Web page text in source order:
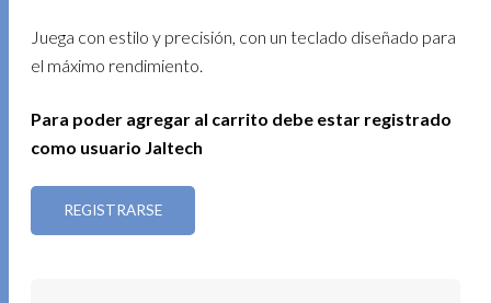
Juega con estilo y precisión, con un teclado diseñado para
el máximo rendimiento.
Para poder agregar al carrito debe estar registrado
como usuario Jaltech
REGISTRARSE